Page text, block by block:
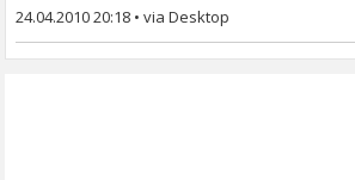
24.04.2010 20:18 •